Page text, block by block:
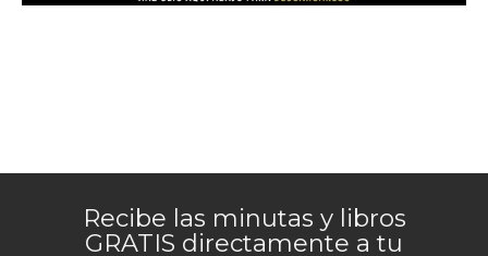
Recibe las minutas y libros
GRATIS directamente a tu